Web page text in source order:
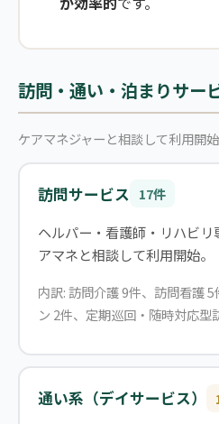
訪問・通い・泊まりサー
ケアマネジャーと相談して利用開
訪問サービス 17件
ヘルパー・看護師・リハビ
アマネと相談して利用開始。
内訳: 訪問介護 9件、訪問看護
ン 2件、定期巡回・随時対応型
通い系（デイサービス）